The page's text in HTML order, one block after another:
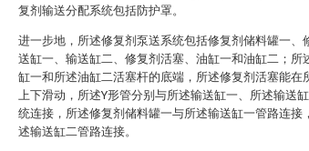
复剂输送分配系统包括防护罩。
进一步地，所述修复剂泵送系统包括修复剂储料罐一、
送缸一、输送缸二、修复剂活塞、油缸一和油缸二；所
缸一和所述油缸二活塞杆的底端，所述修复剂活塞能在
上下滑动，所述Y形管分别与所述输送缸一、所述输送
统连接，所述修复剂储料罐一与所述输送缸一管路连接
述输送缸二管路连接。